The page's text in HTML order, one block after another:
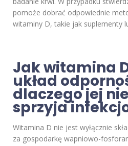
pomoże dobrać odpowiednie
witaminy D, takie jak suplementy
Jak witamina
układ
dlaczego jej
sprzyja
Witamina D nie jest wyłącznie
za gospodarkę wapniowo-